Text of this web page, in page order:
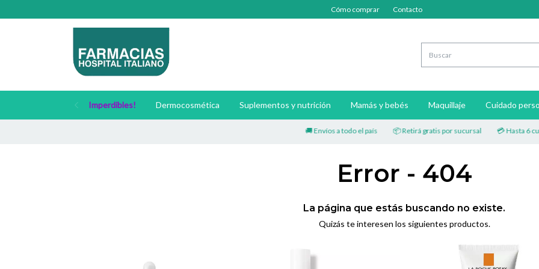
Cómo comprar Contacto
Imperdibles! Dermocosmética Suplementos y nutrición Mamás y bebés Maquillaje Cuidado
🚚 Envíos a todo el país 📦 Retirá gratis por sucursal 💳 Hasta 6
Error - 404
La página que estás buscando no existe.
Quizás te interesen los siguientes productos.